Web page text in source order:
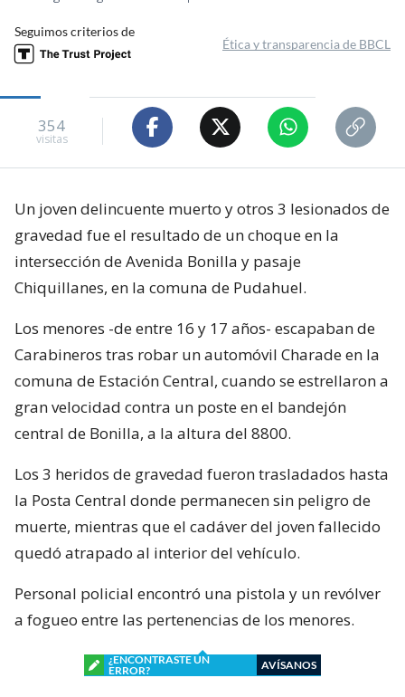
Seguimos criterios de
Ética y transparencia de BBCL
354
visitas
Un joven delincuente muerto y otros 3 lesionados de
gravedad fue el resultado de un choque en la
intersección de Avenida Bonilla y pasaje
Chiquillanes, en la comuna de Pudahuel.
Los menores -de entre 16 y 17 años- escapaban de
Carabineros tras robar un automóvil Charade en la
comuna de Estación Central, cuando se estrellaron a
gran velocidad contra un poste en el bandejón
central de Bonilla, a la altura del 8800.
Los 3 heridos de gravedad fueron trasladados hasta
la Posta Central donde permanecen sin peligro de
muerte, mientras que el cadáver del joven fallecido
quedó atrapado al interior del vehículo.
Personal policial encontró una pistola y un revólver
a fogueo entre las pertenencias de los menores.
¿ENCONTRASTE UN
ERROR?
AVÍSANOS